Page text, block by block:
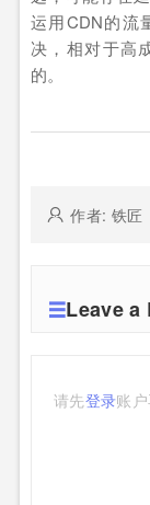
运用CDN的流
决，相对于高
的。
作者: 铁匠
Leave a
请先登录账